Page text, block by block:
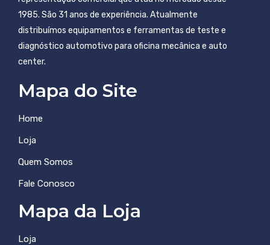
1985. São 31 anos de experiência. Atualmente
distribuímos equipamentos e ferramentas de teste e
diagnóstico automotivo para oficina mecânica e auto
center.
Mapa do Site
Home
Loja
Quem Somos
Fale Conosco
Mapa da Loja
Loja